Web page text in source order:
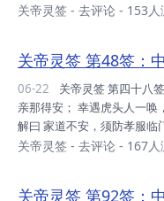
之。凡事先忧后喜。 问财，
可求耶，不是叵利，可求稳
意，不可贪婪，贪字通贫。
免操劳。 姻缘：尚可促成，
数载企盼，傍题今...
关帝灵签 - 去评论 - 153人
关帝灵签 第48签：
06-22
亲那得安； 幸遇虎头人一唤
解曰 家道不安，须防孝服临
运转吉，小心应对，把握时
关帝灵签 - 去评论 - 167人
关帝灵签 第92签：